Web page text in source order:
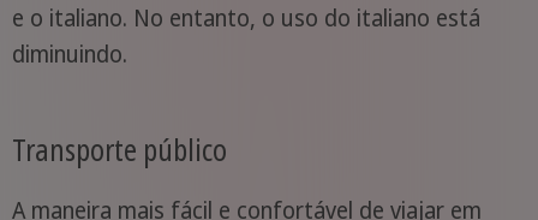
e o italiano. No entanto, o uso do italiano está
diminuindo.
Transporte público
A maneira mais fácil e confortável de viajar em